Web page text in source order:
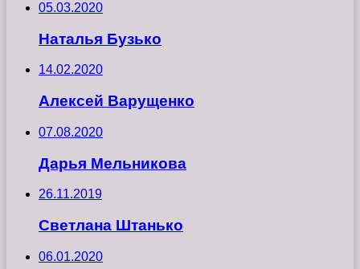
05.03.2020
Наталья Бузько
14.02.2020
Алексей Варущенко
07.08.2020
Дарья Мельникова
26.11.2019
Светлана Штанько
06.01.2020